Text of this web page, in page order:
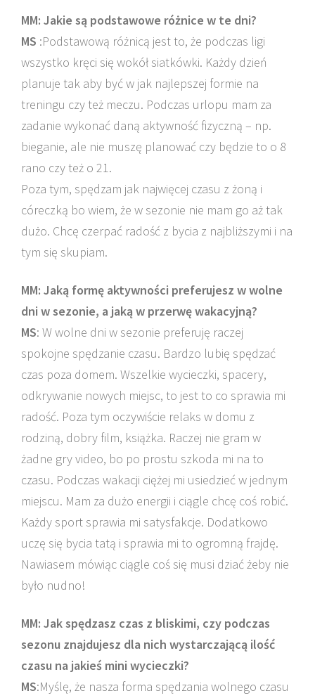
MM: Jakie są podstawowe różnice w te dni?
MS :Podstawową różnicą jest to, że podczas ligi
wszystko kręci się wokół siatkówki. Każdy dzień
planuje tak aby być w jak najlepszej formie na
treningu czy też meczu. Podczas urlopu mam za
zadanie wykonać daną aktywność fizyczną – np.
bieganie, ale nie muszę planować czy będzie to o 8
rano czy też o 21.
Poza tym, spędzam jak najwięcej czasu z żoną i
córeczką bo wiem, że w sezonie nie mam go aż tak
dużo. Chcę czerpać radość z bycia z najbliższymi i na
tym się skupiam.
MM: Jaką formę aktywności preferujesz w wolne
dni w sezonie, a jaką w przerwę wakacyjną?
MS: W wolne dni w sezonie preferuję raczej
spokojne spędzanie czasu. Bardzo lubię spędzać
czas poza domem. Wszelkie wycieczki, spacery,
odkrywanie nowych miejsc, to jest to co sprawia mi
radość. Poza tym oczywiście relaks w domu z
rodziną, dobry film, książka. Raczej nie gram w
żadne gry video, bo po prostu szkoda mi na to
czasu. Podczas wakacji ciężej mi usiedzieć w jednym
miejscu. Mam za dużo energii i ciągle chcę coś robić.
Każdy sport sprawia mi satysfakcje. Dodatkowo
uczę się bycia tatą i sprawia mi to ogromną frajdę.
Nawiasem mówiąc ciągle coś się musi dziać żeby nie
było nudno!
MM: Jak spędzasz czas z bliskimi, czy podczas
sezonu znajdujesz dla nich wystarczającą ilość
czasu na jakieś mini wycieczki?
MS:Myślę, że nasza forma spędzania wolnego czasu